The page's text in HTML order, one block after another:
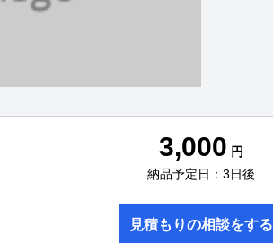
3,000 円
納品予定日：3日後
見積もりの相談をする